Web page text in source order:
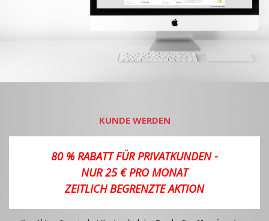
KUNDE WERDEN
80 % RABATT FÜR PRIVATKUNDEN -
NUR 25 € PRO MONAT
ZEITLICH BEGRENZTE AKTION